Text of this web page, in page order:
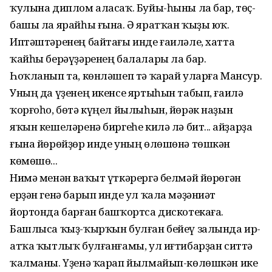
ҡулына диплом аласаҡ. Буйы-һыны ла бар, төҫ-
башы ла ярайһы ғына. Ә яратҡан ҡыҙы юҡ.
Иптәш­тәренең байтағы инде ғаиләле, хатта
ҡайһы берәүҙәренең балалары ла бар.
Һоҡланып та, көнләшеп тә ҡарай уларға Мансур.
Уның да үҙенең икенсе ярты­һын табып, ғаилә
ҡорғоһо, бөтә күңел йылыһын, йөрәк наҙын
яҡын кеше­ләренә биргеһе килә лә бит... Ҡайҙарҙа
ғына йөрөйҙөр инде уның өлөшөнә төшкән
көмөшө...
Нимә менән ваҡыт үткәрергә белмәй йөрөгән
ерҙән генә барып инде ул ҡала мәҙәниәт
йортонда барған башҡортса дискотекаға.
Башлыса ҡыҙ-ҡырҡын бул­ған бейеү залында ир-
атҡа ҡытлыҡ бул­ғанғамы, ул иғтибарҙан ситтә
ҡалманы. Үҙенә ҡарап йылмайып-көлөшкән ике